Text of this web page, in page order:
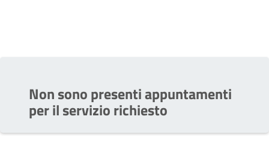
Non sono presenti appuntamenti
per il servizio richiesto